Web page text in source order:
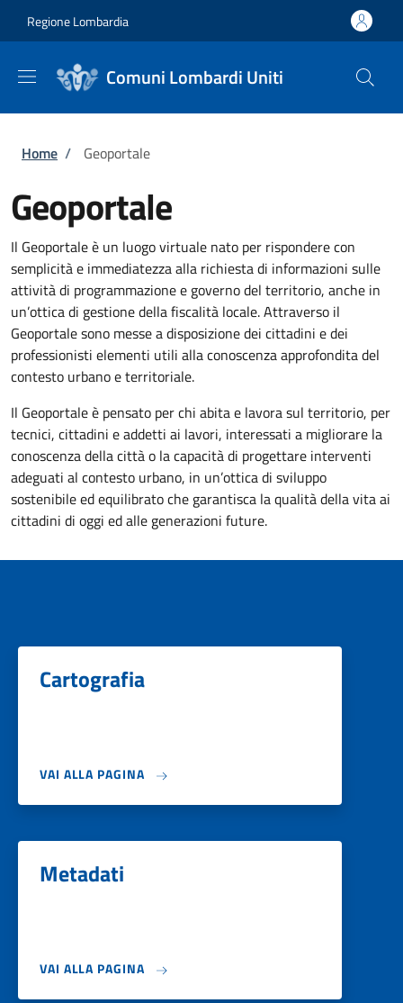
Regione Lombardia
Comuni Lombardi Uniti
Briciole di pane
Home / Geoportale
Geoportale
Il Geoportale è un luogo virtuale nato per rispondere con
semplicità e immediatezza alla richiesta di informazioni sulle
attività di programmazione e governo del territorio, anche in
un’ottica di gestione della fiscalità locale. Attraverso il
Geoportale sono messe a disposizione dei cittadini e dei
professionisti elementi utili alla conoscenza approfondita del
contesto urbano e territoriale.
Il Geoportale è pensato per chi abita e lavora sul territorio, per
tecnici, cittadini e addetti ai lavori, interessati a migliorare la
conoscenza della città o la capacità di progettare interventi
adeguati al contesto urbano, in un’ottica di sviluppo
sostenibile ed equilibrato che garantisca la qualità della vita ai
cittadini di oggi ed alle generazioni future.
Cartografia
VAI ALLA PAGINA
Metadati
VAI ALLA PAGINA